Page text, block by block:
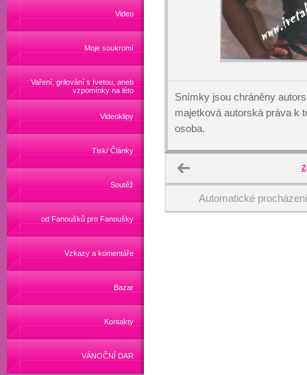
Video
Moje soukromí
Vaření, grilování s Ivetou, aneb
vzpomínky na léto
Videoklipy
Tisk/ Články
Soutěž
od Fanoušků pro Fanoušky
Vzkazy a komentáře
Bazar
Kontakty
VÁNOČNÍ DAR
Snímky jsou chráněny
majetková autorská práva k
osoba.
Automatické